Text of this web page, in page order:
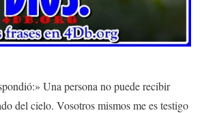
Una persona no puede recibir
del cielo. Vosotros mismos me es testigo